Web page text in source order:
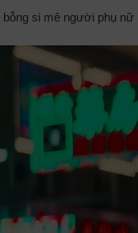
si mê người phụ nữ